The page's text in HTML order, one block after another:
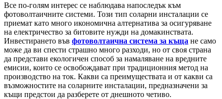
Все по-голям интерес се наблюдава напоследък към
фотоволтаичните системи. Този тип соларни инсталации се
приемат като много икономична алтернатива за осигуряване
на електричество за битовите нужди на домакинствата.
Инвестирането във фотоволтаична система за къща не само
може да ви спести страшно много разходи, но от своя страна
да представи екологичен способ за намаляване на вредните
емисии, които се освобождават при традиционния метод на
производство на ток. Какви са преимуществата и от какви са
възможностите на соларните инсталации, предназначени за
къщи предстои да разберете от днешното четиво.